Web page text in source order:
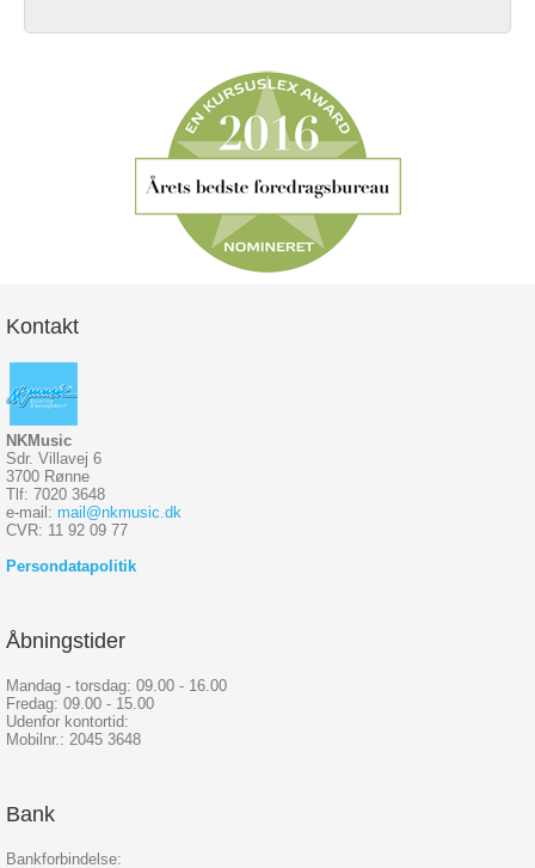
Kontakt
NKMusic
Sdr. Villavej 6
3700 Rønne
Tlf: 7020 3648
e-mail: mail@nkmusic.dk
CVR: 11 92 09 77
Persondatapolitik
Åbningstider
Mandag - torsdag: 09.00 - 16.00
Fredag: 09.00 - 15.00
Udenfor kontortid:
Mobilnr.: 2045 3648
Bank
Bankforbindelse: